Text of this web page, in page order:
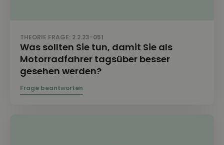
THEORIE FRAGE: 2.2.23-051
Was sollten Sie tun, damit Sie als
Motorradfahrer tagsüber besser
gesehen werden?